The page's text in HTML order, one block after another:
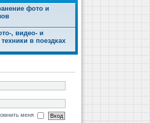
фото и
, видео- и
в поездках
меня